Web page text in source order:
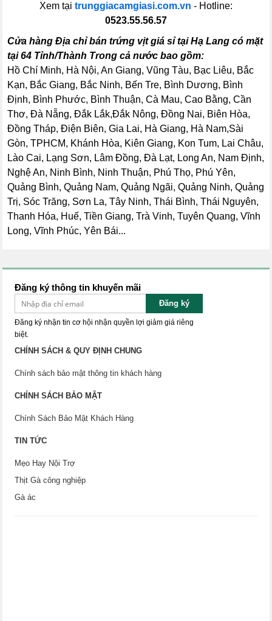
Xem tại trunggiacamgiasi.com.vn - Hotline:
0523.55.56.57
Cửa hàng Địa chỉ bán trứng vịt giá sỉ tại Hạ Lang có mặt
tại 64 Tỉnh/Thành Trong cả nước bao gồm:
Hồ Chí Minh, Hà Nội, An Giang, Vũng Tàu, Bạc Liêu, Bắc
Kạn, Bắc Giang, Bắc Ninh, Bến Tre, Bình Dương, Bình
Định, Bình Phước, Bình Thuận, Cà Mau, Cao Bằng, Cần
Thơ, Đà Nẵng, Đắk Lắk,Đắk Nông, Đồng Nai, Biên Hòa,
Đồng Tháp, Điện Biên, Gia Lai, Hà Giang, Hà Nam,Sài
Gòn, TPHCM, Khánh Hòa, Kiên Giang, Kon Tum, Lai Châu,
Lào Cai, Lạng Sơn, Lâm Đồng, Đà Lạt, Long An, Nam Định,
Nghệ An, Ninh Bình, Ninh Thuận, Phú Thọ, Phú Yên,
Quảng Bình, Quảng Nam, Quảng Ngãi, Quảng Ninh, Quảng
Trị, Sóc Trăng, Sơn La, Tây Ninh, Thái Bình, Thái Nguyên,
Thanh Hóa, Huế, Tiền Giang, Trà Vinh, Tuyên Quang, Vĩnh
Long, Vĩnh Phúc, Yên Bái...
Đăng ký thông tin khuyến mãi
Đăng ký
Đăng ký nhận tin cơ hội nhận quyền lợi giảm giá riêng
biệt.
CHÍNH SÁCH & QUY ĐỊNH CHUNG
Chính sách bảo mật thông tin khách hàng
CHÍNH SÁCH BẢO MẬT
Chính Sách Bảo Mật Khách Hàng
TIN TỨC
Mẹo Hay Nội Trợ
Thịt Gà công nghiệp
Gà ác